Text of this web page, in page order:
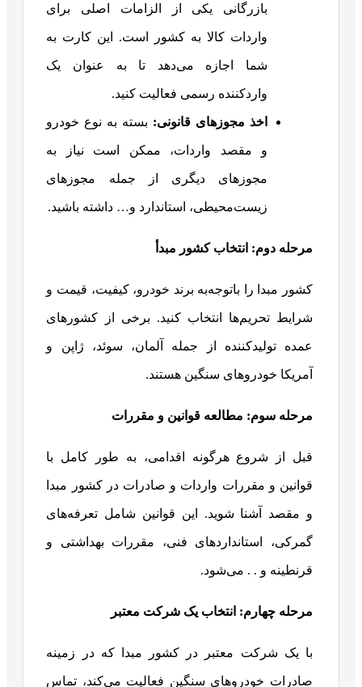
بازرگانی یکی از الزامات اصلی برای
واردات کالا به کشور است. این کارت به
شما اجازه می‌دهد تا به عنوان یک
واردکننده رسمی فعالیت کنید.
اخذ مجوزهای قانونی: بسته به نوع خودرو
و مقصد واردات، ممکن است نیاز به
مجوزهای دیگری از جمله مجوزهای
زیست‌محیطی، استاندارد و… داشته باشید.
مرحله دوم: انتخاب کشور مبدأ
کشور مبدا را باتوجه‌به برند خودرو، کیفیت، قیمت و
شرایط تحریم‌ها انتخاب کنید. برخی از کشورهای
عمده تولیدکننده از جمله آلمان، سوئد، ژاپن و
آمریکا خودروهای سنگین هستند.
مرحله سوم: مطالعه قوانین و مقررات
قبل از شروع هرگونه اقدامی، به طور کامل با
قوانین و مقررات واردات و صادرات در کشور مبدا
و مقصد آشنا شوید. این قوانین شامل تعرفه‌های
گمرکی، استانداردهای فنی، مقررات بهداشتی و
قرنطینه و . . می‌شود.
مرحله چهارم: انتخاب یک شرکت معتبر
با یک شرکت معتبر در کشور مبدا که در زمینه
صادرات خودروهای سنگین فعالیت می‌کند، تماس